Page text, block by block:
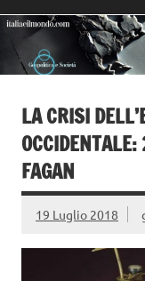
LA CRISI
FAGAN
19 Luglio 2018